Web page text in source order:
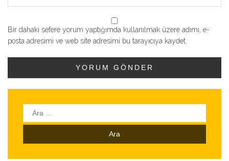
Bir dahaki sefere yorum yaptığımda kullanılmak üzere adımı, e-
posta adresimi ve web site adresimi bu tarayıcıya kaydet.
Arama: